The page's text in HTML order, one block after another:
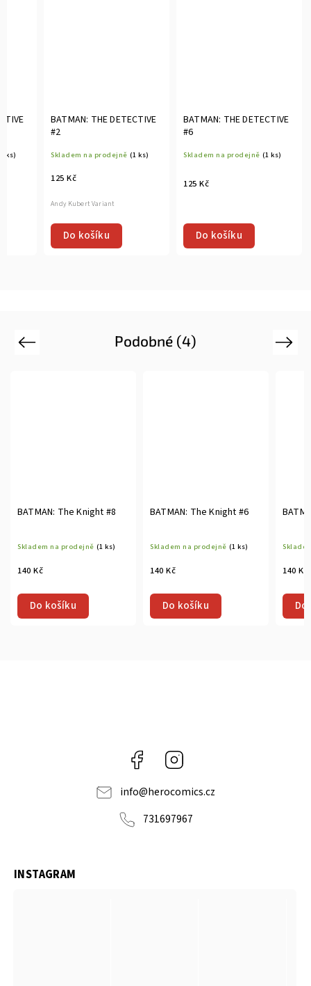
ks)
BATMAN: THE DETECTIVE
#2
Skladem na prodejně (1 ks)
125 Kč
Do košíku
Andy Kubert Variant
BATMAN: THE DETECTIVE
#6
Skladem na prodejně (1 ks)
125 Kč
Do košíku
Podobné (4)
Previous
BATMAN: The Knight #8
Skladem na prodejně (1 ks)
140 Kč
Do košíku
BATMAN: The Knight #6
Skladem na prodejně (1 ks)
140 Kč
Do košíku
140 Kč
Next
Facebook
info@herocomics.cz
731697967
INSTAGRAM